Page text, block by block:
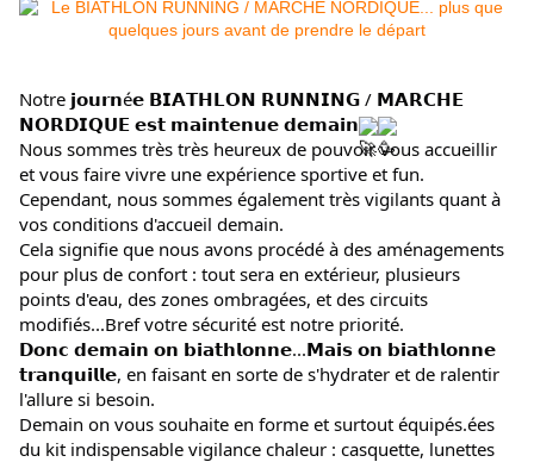
Notre 𝗷𝗼𝘂𝗿𝗻é𝗲 𝗕𝗜𝗔𝗧𝗛𝗟𝗢𝗡 𝗥𝗨𝗡𝗡𝗜𝗡𝗚 / 𝗠𝗔𝗥𝗖𝗛𝗘
𝗡𝗢𝗥𝗗𝗜𝗤𝗨𝗘 𝗲𝘀𝘁 𝗺𝗮𝗶𝗻𝘁𝗲𝗻𝘂𝗲 𝗱𝗲𝗺𝗮𝗶𝗻
Nous sommes très très heureux de pouvoir vous accueillir
et vous faire vivre une expérience sportive et fun.
Cependant, nous sommes également très vigilants quant à
vos conditions d'accueil demain.
Cela signifie que nous avons procédé à des aménagements
pour plus de confort : tout sera en extérieur, plusieurs
points d'eau, des zones ombragées, et des circuits
modifiés...Bref votre sécurité est notre priorité.
𝗗𝗼𝗻𝗰 𝗱𝗲𝗺𝗮𝗶𝗻 𝗼𝗻 𝗯𝗶𝗮𝘁𝗵𝗹𝗼𝗻𝗻𝗲...𝗠𝗮𝗶𝘀 𝗼𝗻 𝗯𝗶𝗮𝘁𝗵𝗹𝗼𝗻𝗻𝗲
𝘁𝗿𝗮𝗻𝗾𝘂𝗶𝗹𝗹𝗲, en faisant en sorte de s'hydrater et de ralentir
l'allure si besoin.
Demain on vous souhaite en forme et surtout équipés.ées
du kit indispensable vigilance chaleur : casquette, lunettes